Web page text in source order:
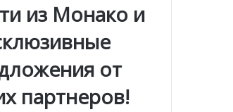
из Монако и
от
партнеров!